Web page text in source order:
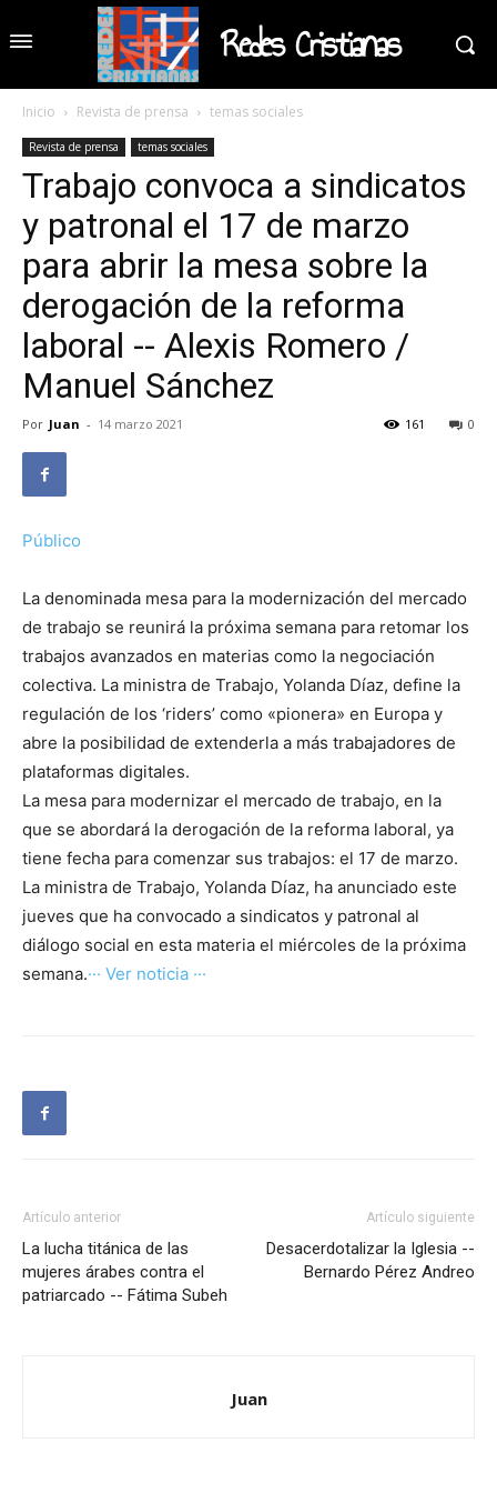
Redes Cristianas
Inicio Revista de prensa temas sociales
Revista de prensa temas sociales
Trabajo convoca a sindicatos
y patronal el 17 de marzo
para abrir la mesa sobre la
derogación de la reforma
laboral -- Alexis Romero /
Manuel Sánchez
Por Juan - 14 marzo 2021 0
161
Público
La denominada mesa para la modernización del mercado
de trabajo se reunirá la próxima semana para retomar los
trabajos avanzados en materias como la negociación
colectiva. La ministra de Trabajo, Yolanda Díaz, define la
regulación de los ‘riders’ como «pionera» en Europa y
abre la posibilidad de extenderla a más trabajadores de
plataformas digitales.
La mesa para modernizar el mercado de trabajo, en la
que se abordará la derogación de la reforma laboral, ya
tiene fecha para comenzar sus trabajos: el 17 de marzo.
La ministra de Trabajo, Yolanda Díaz, ha anunciado este
jueves que ha convocado a sindicatos y patronal al
diálogo social en esta materia el miércoles de la próxima
semana.··· Ver noticia ···
Artículo anterior
La lucha titánica de las
mujeres árabes contra el
patriarcado -- Fátima Subeh
Artículo siguiente
Desacerdotalizar la Iglesia --
Bernardo Pérez Andreo
Juan